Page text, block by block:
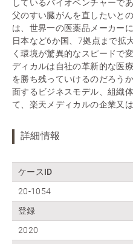
しているバイオベンチャーで
父のすい臓がんを直したいと
は、世界一の医薬品メーカー
日本など6か国、7拠点まで拡
く環境が驚異的なスピードで
ディカルは自社の革新的な医
を勝ち残っていけるのだろう
面するビジネスモデル、組織
て、楽天メディカルの企業又
詳細情報
ケースID
20-1054
登録
2020